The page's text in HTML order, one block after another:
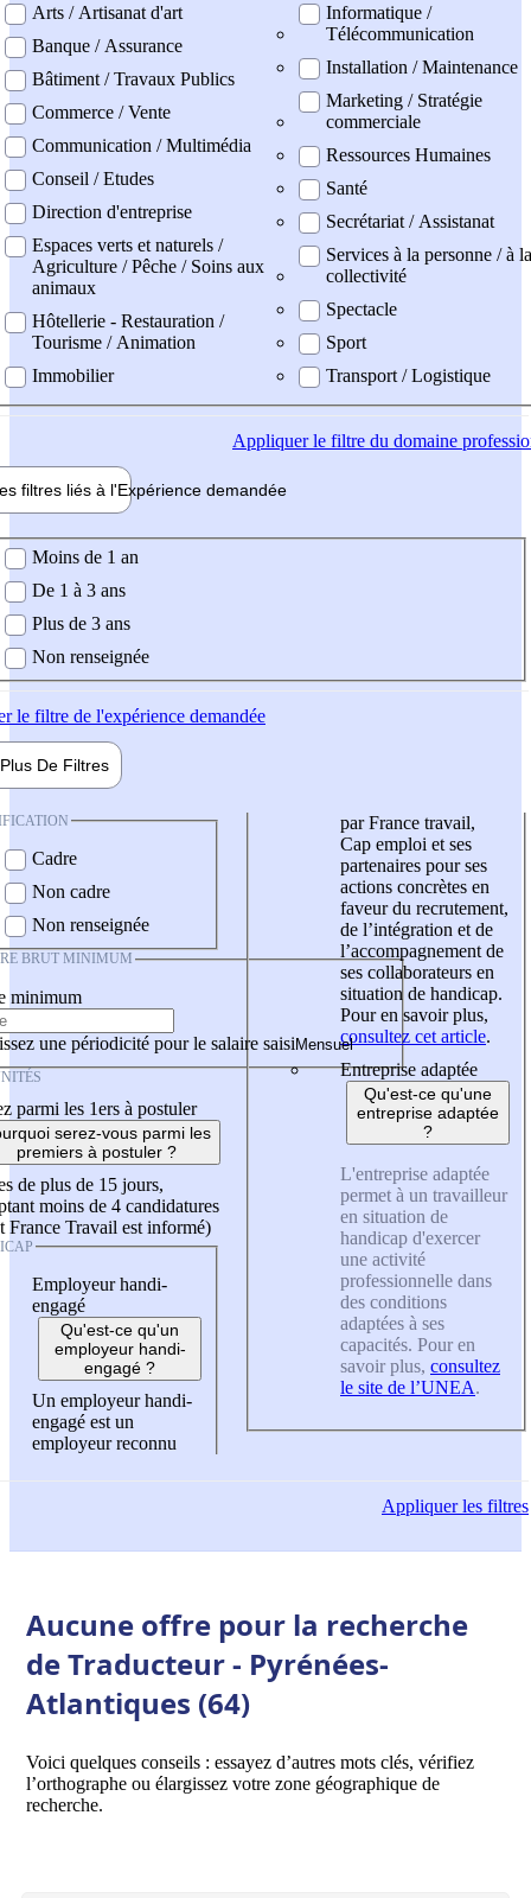
Arts / Artisanat d'art
Banque / Assurance
Bâtiment / Travaux Publics
Commerce / Vente
Communication / Multimédia
Conseil / Etudes
Direction d'entreprise
Espaces verts et naturels /
Agriculture / Pêche / Soins aux
animaux
Hôtellerie - Restauration /
Tourisme / Animation
Immobilier
Informatique /
Télécommunication
Installation / Maintenance
Marketing / Stratégie
commerciale
Ressources Humaines
Santé
Secrétariat / Assistanat
Services à la personne / à la
collectivité
Spectacle
Sport
Transport / Logistique
Appliquerle filtre du domaine
filtres liés à l'Expérience demandée
demandée
Moins de 1 an
De 1 à 3 ans
Plus de 3 ans
Non renseignée
le filtre de l'expérience demandée
Plus De Filtres
Cadre
Non cadre
Non renseignée
BRUT MINIMUM
minimum
une périodicité pour le salaire saisi
parmi les 1ers à postuler
serez-vous parmi les
premiers à postuler ?
de plus de 15 jours,
moins de 4 candidatures
France Travail est informé)
Employeur handi-
engagé
Qu'est-ce qu'un
employeur handi-
engagé ?
Un employeur handi-
engagé est un
employeur reconnu
par France travail,
Cap emploi et ses
partenaires pour ses
actions concrètes en
faveur du recrutement,
de l’intégration et de
l’accompagnement de
ses collaborateurs en
situation de handicap.
Pour en savoir plus,
consultez cet article.
Entreprise adaptée
Qu'est-ce qu'une
entreprise adaptée
?
L'entreprise adaptée
permet à un travailleur
en situation de
handicap d'exercer
une activité
professionnelle dans
des conditions
adaptées à ses
capacités. Pour en
savoir plus, consultez
le site de l’UNEA.
Appliquerles filtres
Aucune offre pour la recherche
de Traducteur - Pyrénées-
Atlantiques (64)
Voici quelques conseils : essayez d’autres mots clés, vérifiez
l’orthographe ou élargissez votre zone géographique de
recherche.